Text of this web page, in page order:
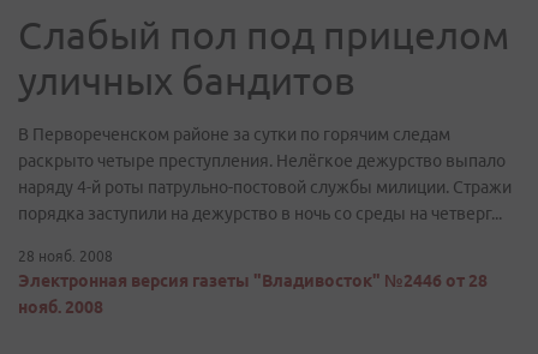
Слабый пол под прицелом
уличных бандитов
В Первореченском районе за сутки по горячим следам
раскрыто четыре преступления. Нелёгкое дежурство выпало
наряду 4-й роты патрульно-постовой службы милиции. Стражи
порядка заступили на дежурство в ночь со среды на четверг...
28 нояб. 2008
Электронная версия газеты "Владивосток" №2446 от 28
нояб. 2008